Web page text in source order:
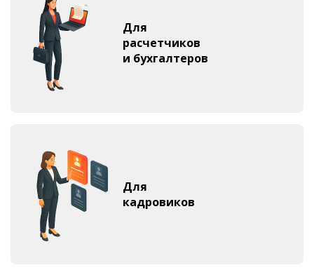
Для
расчетчиков
и бухгалтеров
Для
кадровиков